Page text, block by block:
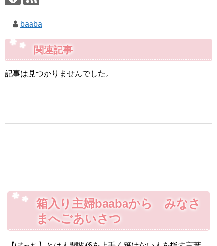
baaba
関連記事
記事は見つかりませんでした。
箱入り主婦baabaから みなさ
まへごあいさつ